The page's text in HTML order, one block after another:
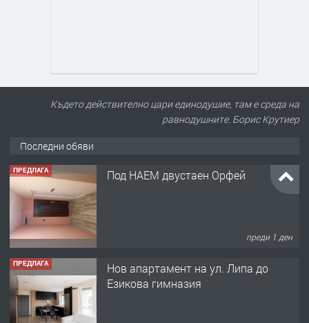
Където действително цари единодушие, там е среда на
равнодушните. Борис Крутиер
Последни обяви
ПРЕДЛАГА Под НАЕМ двустаен Орфей
преди 1 ден
ПРЕДЛАГА
Нов апартамент на ул. Липа до
Езикова гимназия